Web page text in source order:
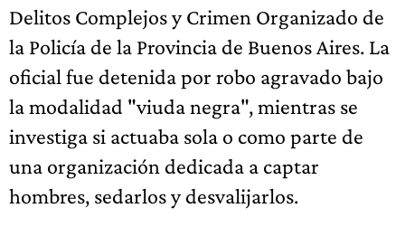
Delitos Complejos y Crimen Organizado de
la Policía de la Provincia de Buenos Aires. La
oficial fue detenida por robo agravado bajo
la modalidad "viuda negra", mientras se
investiga si actuaba sola o como parte de
una organización dedicada a captar
hombres, sedarlos y desvalijarlos.